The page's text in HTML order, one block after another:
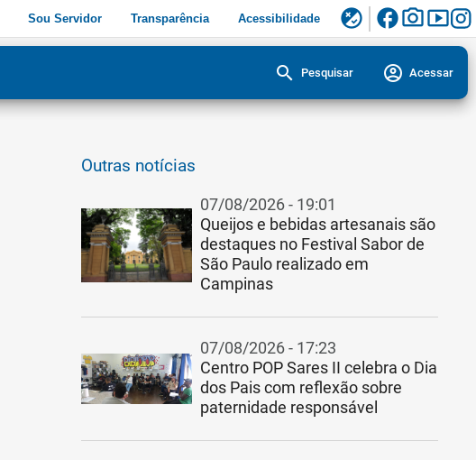
Sou Servidor Transparência Acessibilidade flaky facebookphoto_camerasmart_display
search Pesquisar account_circle Acessar
Outras notícias
07/08/2026 - 19:01
Queijos e bebidas artesanais são
destaques no Festival Sabor de
São Paulo realizado em
Campinas
07/08/2026 - 17:23
Centro POP Sares II celebra o Dia
dos Pais com reflexão sobre
paternidade responsável